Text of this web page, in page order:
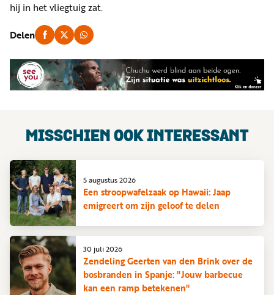
hij in het vliegtuig zat.
Delen
MISSCHIEN OOK INTERESSANT
Een stroopwafelzaak op Hawaii: Jaap
emigreert om zijn geloof te delen
5 augustus 2026
Zendeling Geerten van den Brink over de
bosbranden in Spanje: "Jouw barbecue
kan een ramp betekenen"
30 juli 2026